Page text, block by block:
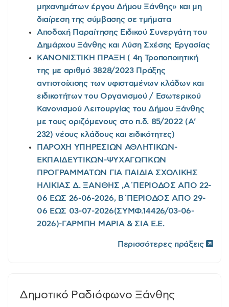
μηχανημάτων έργου Δήμου Ξάνθης» και μη
διαίρεση της σύμβασης σε τμήματα
Αποδοχή Παραίτησης Ειδικού Συνεργάτη του
Δημάρχου Ξάνθης και Λύση Σχέσης Εργασίας
ΚΑΝΟΝΙΣΤΙΚΗ ΠΡΑΞΗ ( 4η Τροποποιητική
της με αριθμό 3828/2023 Πράξης
αντιστοίχισης των υφισταμένων κλάδων και
ειδικοτήτων του Οργανισμού / Εσωτερικού
Κανονισμού Λειτουργίας του Δήμου Ξάνθης
με τους οριζόμενους στο π.δ. 85/2022 (Α’
232) νέους κλάδους και ειδικότητες)
ΠΑΡΟΧΗ ΥΠΗΡΕΣΙΩΝ ΑΘΛΗΤΙΚΩΝ-
ΕΚΠΑΙΔΕΥΤΙΚΩΝ-ΨΥΧΑΓΩΓΙΚΩΝ
ΠΡΟΓΡΑΜΜΑΤΩΝ ΓΙΑ ΠΑΙΔΙΑ ΣΧΟΛΙΚΗΣ
ΗΛΙΚΙΑΣ Δ. ΞΑΝΘΗΣ ,Α΄ΠΕΡΙΟΔΟΣ ΑΠΟ 22-
06 ΕΩΣ 26-06-2026, Β΄ΠΕΡΙΟΔΟΣ ΑΠΟ 29-
06 ΕΩΣ 03-07-2026(ΣΥΜΦ.14426/03-06-
2026)-ΓΑΡΜΠΗ ΜΑΡΙΑ & ΣΙΑ Ε.Ε.
Περισσότερες πράξεις
Δημοτικό Ραδιόφωνο Ξάνθης